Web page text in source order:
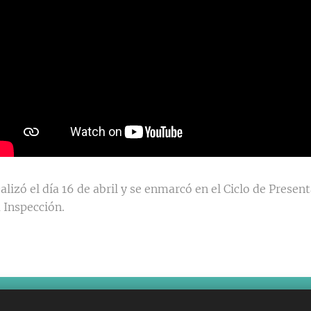
el día 16 de abril y se enmarcó en el Ciclo de